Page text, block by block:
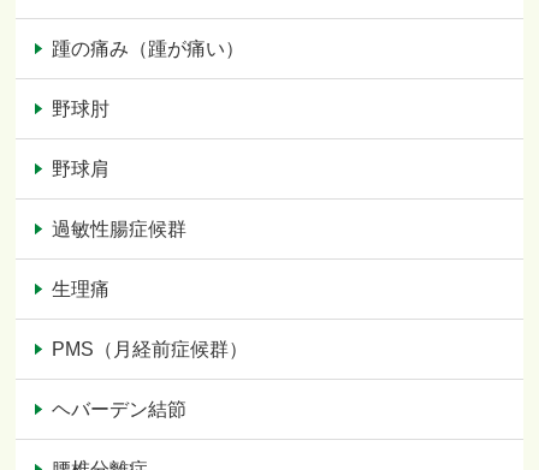
踵の痛み（踵が痛い）
野球肘
野球肩
過敏性腸症候群
生理痛
PMS（月経前症候群）
ヘバーデン結節